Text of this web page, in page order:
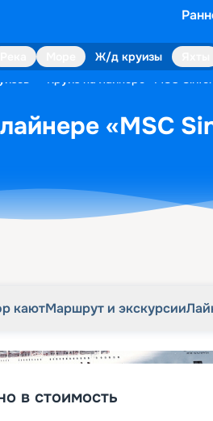
Ж/д круизы
Круиз на лайнере «MSC
«MSC
каютМаршрут и экскурсии
в стоимость